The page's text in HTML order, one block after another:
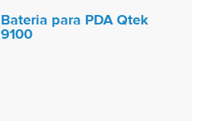
Bateria para PDA Qtek
9100